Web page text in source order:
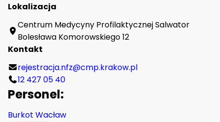
Lokalizacja
Centrum Medycyny Profilaktycznej Salwator
Bolesława Komorowskiego 12
Kontakt
rejestracja.nfz@cmp.krakow.pl
12 427 05 40
Personel:
Burkot Wacław